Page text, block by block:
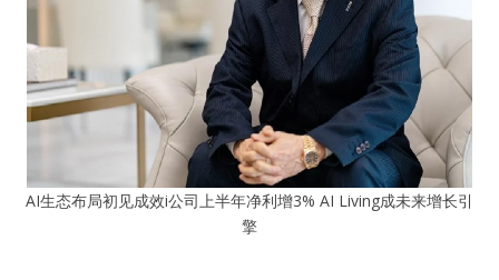
AI生态布局初见成效i公司上半年净利增3% AI Living成未来增长引
擎